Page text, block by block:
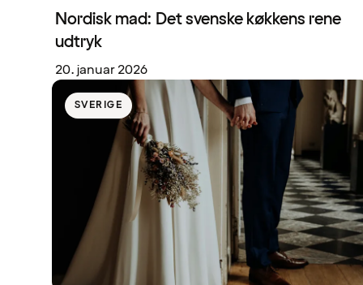
Nordisk mad: Det svenske køkkens rene
udtryk
20. januar 2026
SVERIGE